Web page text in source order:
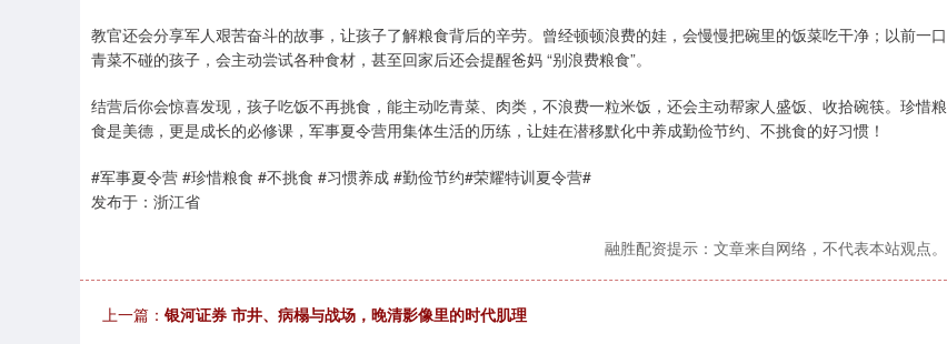
教官还会分享军人艰苦奋斗的故事，让孩子了解粮食背后的辛劳。曾经顿顿浪费的娃，会慢慢把碗里的饭菜吃干净；以前一口
青菜不碰的孩子，会主动尝试各种食材，甚至回家后还会提醒爸妈 “别浪费粮食”。
结营后你会惊喜发现，孩子吃饭不再挑食，能主动吃青菜、肉类，不浪费一粒米饭，还会主动帮家人盛饭、收拾碗筷。珍惜粮
食是美德，更是成长的必修课，军事夏令营用集体生活的历练，让娃在潜移默化中养成勤俭节约、不挑食的好习惯！
#军事夏令营 #珍惜粮食 #不挑食 #习惯养成 #勤俭节约#荣耀特训夏令营#
发布于：浙江省
融胜配资提示：文章来自网络，不代表本站观点。
上一篇： 银河证券 市井、病榻与战场，晚清影像里的时代肌理